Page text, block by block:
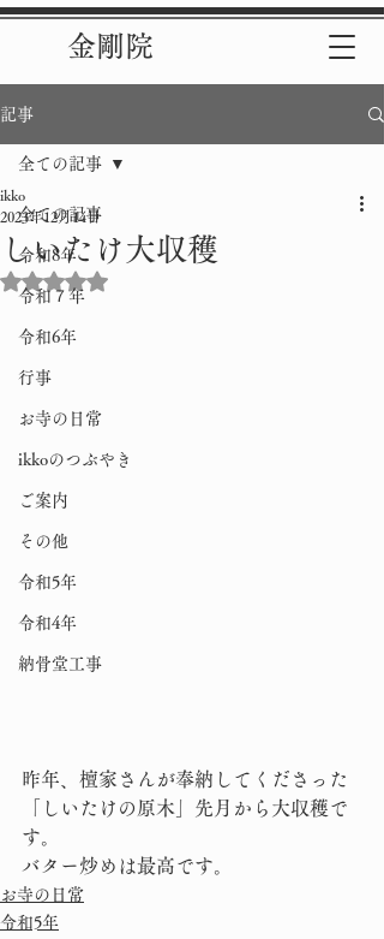
金剛院
記事
全ての記事
令和8年
令和７年
令和6年
行事
お寺の日常
ikkoのつぶやき
ご案内
その他
令和5年
令和4年
納骨堂工事
全ての記事
しいたけ大収穫
ikko
2023年12月14日
5つ星のうちNaNと評価されています。
昨年、檀家さんが奉納してくださった
「しいたけの原木」先月から大収穫で
す。
バター炒めは最高です。
お寺の日常
令和5年